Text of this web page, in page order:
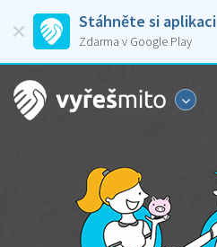
Stáhněte si aplikaci
Zdarma v Google Play